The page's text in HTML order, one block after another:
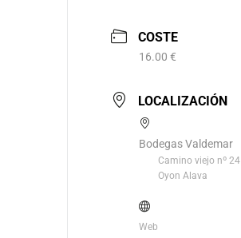
COSTE
16.00 €
LOCALIZACIÓN
Bodegas Valdemar
Camino viejo nº 24
Oyon Alava
Web